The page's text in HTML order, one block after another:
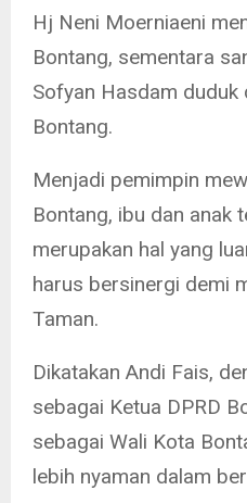
Hj Neni Moerniaeni
Bontang, sementara
Sofyan Hasdam duduk
Bontang.
Menjadi pemimpin
Bontang, ibu dan anak
merupakan hal yang
harus bersinergi demi
Taman.
Dikatakan Andi Fais,
sebagai Ketua DPRD
sebagai Wali Kota
lebih nyaman dalam